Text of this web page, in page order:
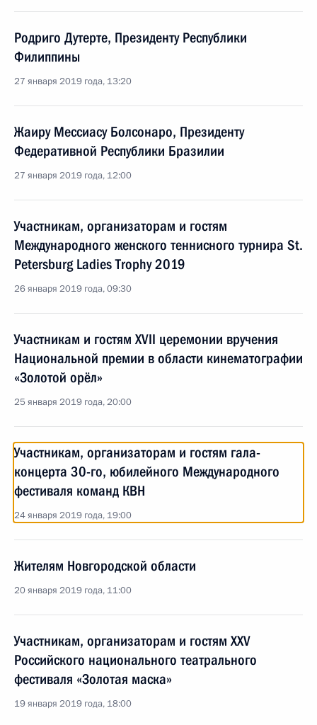
Родриго Дутерте, Президенту Республики
Филиппины
27 января 2019 года, 13:20
Жаиру Мессиасу Болсонаро, Президенту
Федеративной Республики Бразилии
27 января 2019 года, 12:00
Участникам, организаторам и гостям
Международного женского теннисного турнира St.
Petersburg Ladies Trophy 2019
26 января 2019 года, 09:30
Участникам и гостям XVII церемонии вручения
Национальной премии в области кинематографии
«Золотой орёл»
25 января 2019 года, 20:00
Участникам, организаторам и гостям гала-
концерта 30-го, юбилейного Международного
фестиваля команд КВН
24 января 2019 года, 19:00
Жителям Новгородской области
20 января 2019 года, 11:00
Участникам, организаторам и гостям XXV
Российского национального театрального
фестиваля «Золотая маска»
19 января 2019 года, 18:00